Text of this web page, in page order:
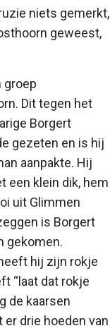
niets gemerkt,
geweest,
groep
Dit tegen het
Borgert
gezeten en is hij
aanpakte. Hij
een klein dik, hem
uit Glimmen
is Borgert
gekomen.
hij zijn rokje
“laat dat rokje
de kaarsen
drie hoeden van